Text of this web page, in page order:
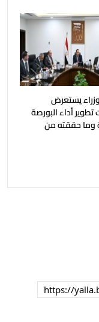
يستعرض
أداء البورصة
وما حققته من